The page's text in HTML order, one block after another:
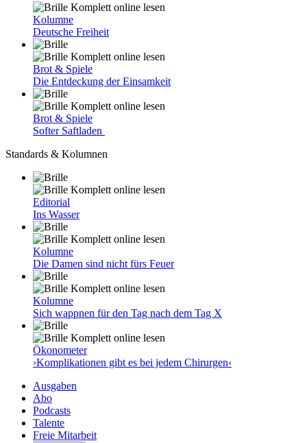
Komplett online lesen
Kolumne
Deutsche Freiheit
Komplett online lesen
Brot & Spiele
Die Entdeckung der Einsamkeit
Komplett online lesen
Brot & Spiele
Softer Saftladen
Standards & Kolumnen
Komplett online lesen
Editorial
Ins Wasser
Komplett online lesen
Kolumne
Die Damen sind nicht fürs Feuer
Komplett online lesen
Kolumne
Sich wappnen für den Tag nach dem Tag X
Komplett online lesen
Ökonometer
›Komplikationen gibt es bei jedem Chirurgen‹
Ausgaben
Abo
Podcasts
Talente
Freie Mitarbeit